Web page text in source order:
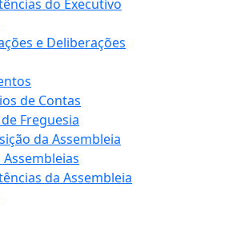
do Executivo
e Deliberações
de Contas
Freguesia
da Assembleia
da Assembleia